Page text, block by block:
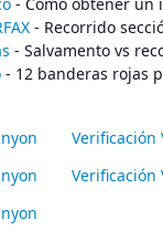
- Recorrido
- Salvamento vs
- 12 banderas rojas
Verificación
Verificación